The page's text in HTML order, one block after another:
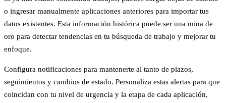
o ingresar manualmente aplicaciones anteriores para importar tus
datos existentes. Esta información histórica puede ser una mina de
oro para detectar tendencias en tu búsqueda de trabajo y mejorar tu
enfoque.
Configura notificaciones para mantenerte al tanto de plazos,
seguimientos y cambios de estado. Personaliza estas alertas para que
coincidan con tu nivel de urgencia y la etapa de cada aplicación,